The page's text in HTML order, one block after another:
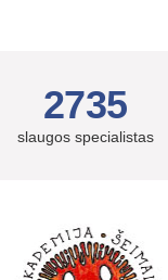
2735
slaugos specialistas